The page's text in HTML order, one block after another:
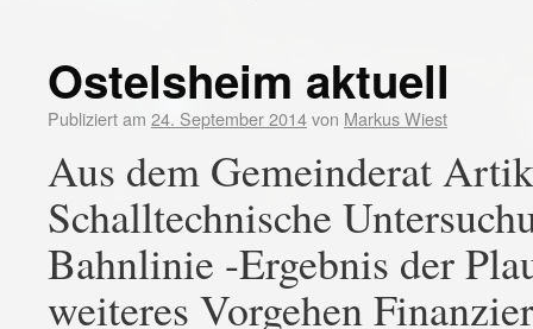
Ostelsheim aktuell
Publiziert am 24. September 2014von Markus Wiest
Aus dem Gemeinderat
Schalltechnische
Bahnlinie -Ergebnis der
weiteres Vorgehen